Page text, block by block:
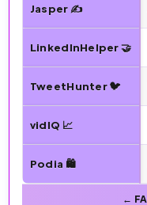
Jasper ✍️
LinkedInHelper 🤝
TweetHunter 🐦
vidIQ 📈
Podia 🛍️